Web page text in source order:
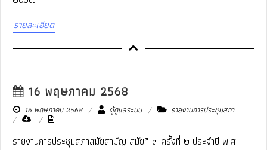
รายละเอียด
16 พฤษภาคม 2568
16 พฤษภาคม 2568 ผู้ดูแลระบบ รายงานการประชุมสภา
รายงานการประชุมสภาสมัยสามัญ สมัยที่ ๓ ครั้งที่ ๒ ประจำปี พ.ศ.